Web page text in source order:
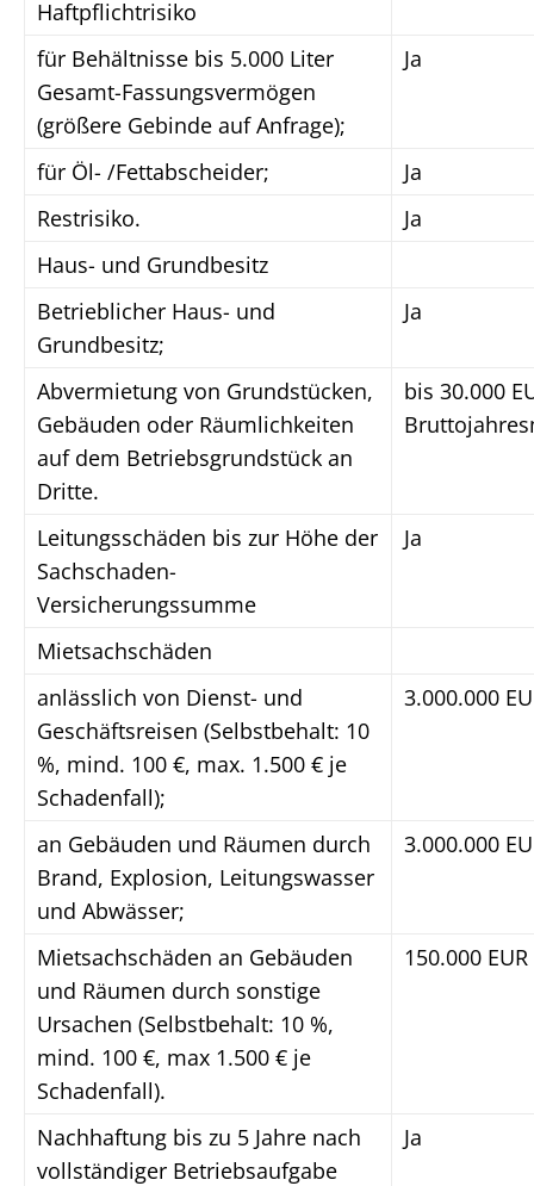
Haftpflichtrisiko
für Behältnisse bis 5.000 Liter
Gesamt-Fassungsvermögen
(größere Gebinde auf Anfrage);
Ja
für Öl- /Fettabscheider;
Ja
Restrisiko.
Ja
Haus- und Grundbesitz
Betrieblicher Haus- und
Grundbesitz;
Ja
Abvermietung von Grundstücken,
Gebäuden oder Räumlichkeiten
auf dem Betriebsgrundstück an
Dritte.
bis 30.000
Leitungsschäden bis zur Höhe der
Sachschaden-
Versicherungssumme
Ja
Mietsachschäden
anlässlich von Dienst- und
Geschäftsreisen (Selbstbehalt: 10
%, mind. 100 €, max. 1.500 € je
Schadenfall);
3.000.000
an Gebäuden und Räumen durch
Brand, Explosion, Leitungswasser
und Abwässer;
3.000.000
Mietsachschäden an Gebäuden
und Räumen durch sonstige
Ursachen (Selbstbehalt: 10 %,
mind. 100 €, max 1.500 € je
Schadenfall).
150.000 EUR
Nachhaftung bis zu 5 Jahre nach
vollständiger Betriebsaufgabe
Ja